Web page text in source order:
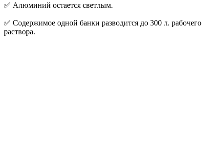
✅ Алюминий остается светлым.
✅ Содержимое одной банки разводится до 300 л. рабочего
раствора.